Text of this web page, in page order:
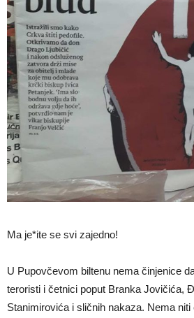
Ma je*ite se svi zajedno!
U Pupovčevom biltenu nema činjenice
teroristi i četnici poput Branka Jovičića,
Stanimirovića i sličnih nakaza. Nema niti